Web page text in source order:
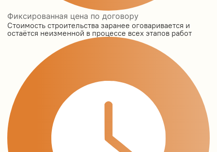
Фиксированная цена по договору
Стоимость строительства заранее оговаривается и
остаётся неизменной в процессе всех этапов работ